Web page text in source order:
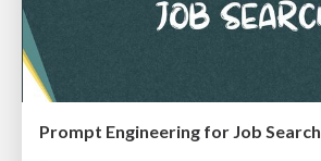
Prompt Engineering for Job Search